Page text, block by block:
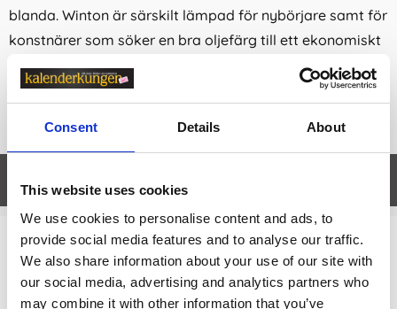
Consent Details About
This website uses cookies
We use cookies to personalise content and ads, to
provide social media features and to analyse our traffic.
We also share information about your use of our site with
our social media, advertising and analytics partners who
may combine it with other information that you’ve
blanda. Winton är särskilt lämpad för nybörjare samt för
konstnärer som söker en bra oljefärg till ett ekonomiskt
pris. Oljefärg Winton är en prisvärd oljefärg i hög kvalitet
och gjord för att ta fram det finaste i varje pigment.
37ml i varje tub.
Relaterade kategorier
Konstnärsmaterial / Färger